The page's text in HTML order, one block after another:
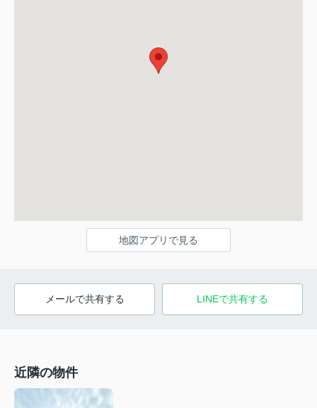
地図アプリで見る
メールで共有する LINEで共有する
近隣の物件